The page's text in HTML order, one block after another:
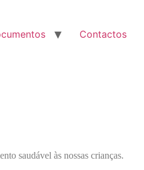
Contactos
saudável às nossas crianças.